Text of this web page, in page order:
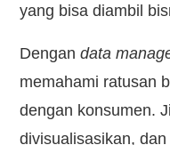
yang bisa diambil
Dengandata
memahami ratusan
dengan konsumen.
divisualisasikan,